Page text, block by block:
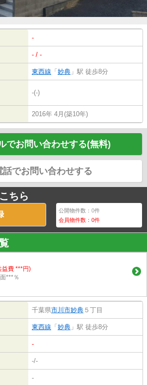
-
- / -
東西線 「 妙典 」駅 徒歩8分
-(-)
2016年 4月(築10年)
でお問い合わせする(無料)
話でお問い合わせする
ちら
公開物件数：0件
会員物件数：0件
益費 ***円)
***％
千葉県市川市妙典 ５丁目
東西線 「 妙典 」駅 徒歩8分
-
-/-
-